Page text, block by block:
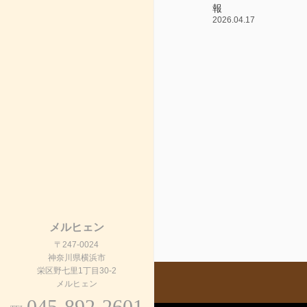
メルヒェン
〒247-0024
神奈川県横浜市
栄区野七里1丁目30-2
メルヒェン
報
2026.04.17